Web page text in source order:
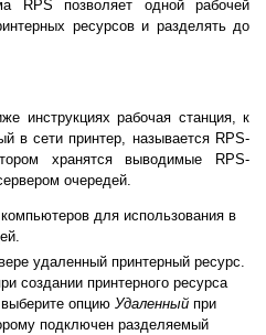
RPS позволяет одной рабочей
ресурсов и разделять до
инструкциях рабочая станция, к
в сети принтер, называется RPS-
хранятся выводимые RPS-
очередей.
для использования в
удаленный принтерный ресурс.
создании принтерного ресурса
опцию Удаленный при
подключен разделяемый